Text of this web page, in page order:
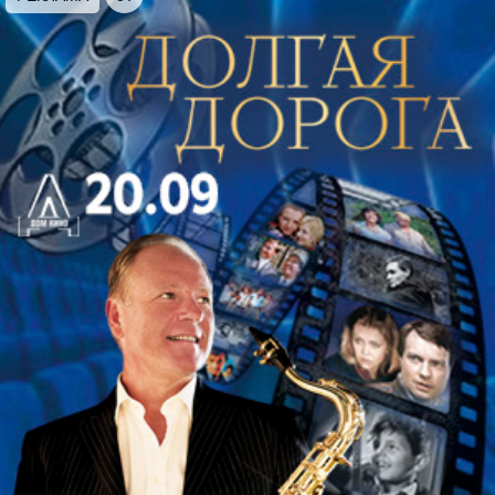
Архитектурный шедевр Николая Бенуа
находится на территории бывшего
католического кладбища на Выборгской
стороне. На нем нашли последнее пристанище
многие известные петербуржцы-католики.
Здание было спроектировано и воплощено
зодчим в неороманском стиле в период 1856–
1859 годов. В 1877–1879 годах по желанию
прихода Бенуа дополнил архитектурный
ансамбль колокольней. Сам зодчий был этим
фактом крайне недоволен, так как его замысел
утратил изначальную гармонию и целостность.
В советское время кладбище было уничтожено,
а церковь закрыта. В начале XXI века храм был
возвращён верующим.
Союз органа и дудука – соединение двух
вселенных, сочетание торжественной строгости и